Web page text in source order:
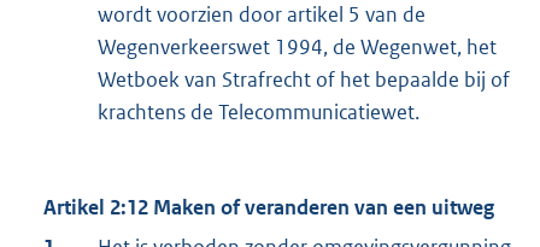
wordt voorzien door artikel 5 van de
Wegenverkeerswet 1994, de Wegenwet, het
Wetboek van Strafrecht of het bepaalde bij of
krachtens de Telecommunicatiewet.
Artikel 2:12 Maken of veranderen van een uitweg